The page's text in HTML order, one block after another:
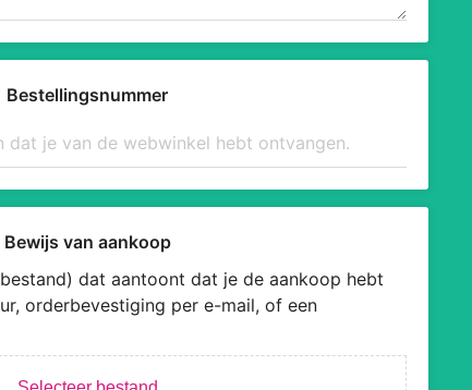
Bestellingsnummer
Bewijs van aankoop
dat aantoont dat je de aankoop hebt
orderbevestiging per e-mail, of een